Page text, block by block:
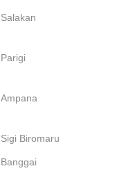
Salakan
Parigi
Ampana
Sigi Biromaru
Banggai